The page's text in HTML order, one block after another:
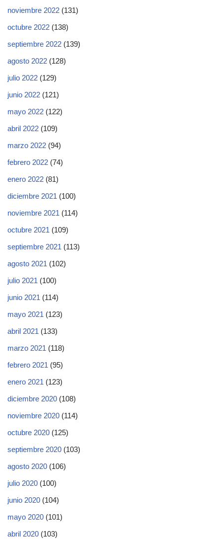
noviembre 2022 (131)
octubre 2022 (138)
septiembre 2022 (139)
agosto 2022 (128)
julio 2022 (129)
junio 2022 (121)
mayo 2022 (122)
abril 2022 (109)
marzo 2022 (94)
febrero 2022 (74)
enero 2022 (81)
diciembre 2021 (100)
noviembre 2021 (114)
octubre 2021 (109)
septiembre 2021 (113)
agosto 2021 (102)
julio 2021 (100)
junio 2021 (114)
mayo 2021 (123)
abril 2021 (133)
marzo 2021 (118)
febrero 2021 (95)
enero 2021 (123)
diciembre 2020 (108)
noviembre 2020 (114)
octubre 2020 (125)
septiembre 2020 (103)
agosto 2020 (106)
julio 2020 (100)
junio 2020 (104)
mayo 2020 (101)
abril 2020 (103)